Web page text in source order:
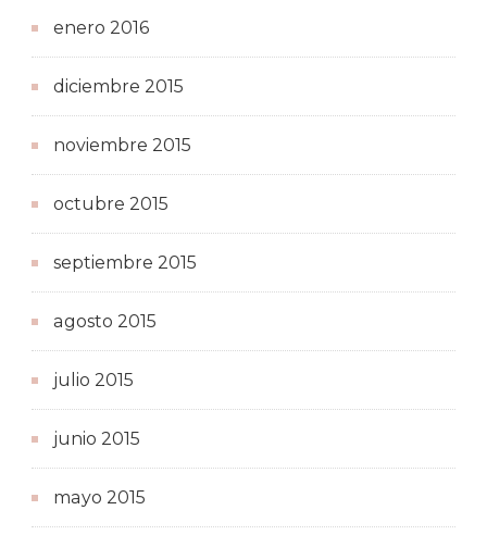
enero 2016
diciembre 2015
noviembre 2015
octubre 2015
septiembre 2015
agosto 2015
julio 2015
junio 2015
mayo 2015